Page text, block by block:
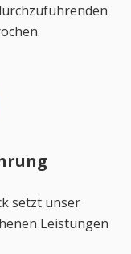
setzt unser
Leistungen